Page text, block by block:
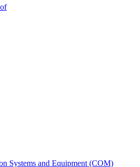
Systems and Equipment (COM)